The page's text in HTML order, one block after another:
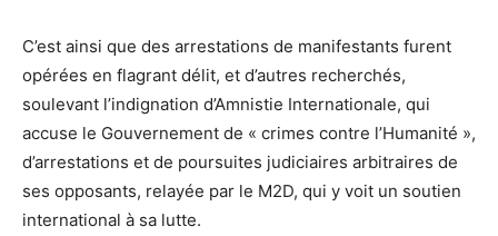
C’est ainsi que des arrestations de manifestants furent
opérées en flagrant délit, et d’autres recherchés,
soulevant l’indignation d’Amnistie Internationale, qui
accuse le Gouvernement de « crimes contre l’Humanité »,
d’arrestations et de poursuites judiciaires arbitraires de
ses opposants, relayée par le M2D, qui y voit un soutien
international à sa lutte.